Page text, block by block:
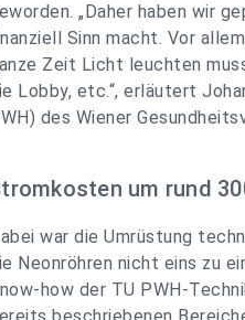
„Daher haben wir
Sinn macht. Vor
Zeit Licht leuchten
Lobby, etc.“, erläutert
des Wiener
um rund
war die Umrüstung
Neonröhren nicht eins zu
how der TU PWH-